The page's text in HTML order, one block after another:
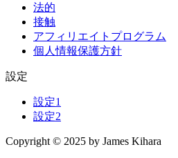
法的
接触
アフィリエイトプログラム
個人情報保護方針
設定
設定1
設定2
Copyright © 2025 by James Kihara